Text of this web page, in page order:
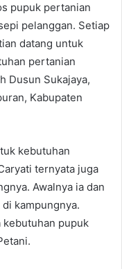
pupuk pertanian
pelanggan. Setiap
datang untuk
pertanian
Dusun Sukajaya,
Kabupaten
kebutuhan
ternyata juga
Awalnya ia dan
kampungnya.
kebutuhan pupuk